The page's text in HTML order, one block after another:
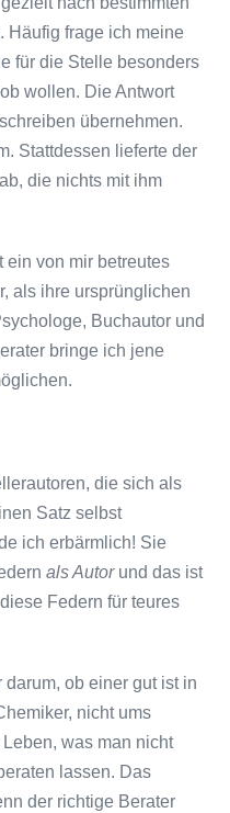
Häufig frage ich meine
für die Stelle besonders
wollen. Die Antwort
übernehmen.
Stattdessen lieferte der
die nichts mit ihm
ein von mir betreutes
als ihre ursprünglichen
Buchautor und
bringe ich jene
die sich als
Satz selbst
ich erbärmlich! Sie
als Autorund das ist
Federn für teures
ob einer gut ist in
nicht ums
was man nicht
lassen. Das
der richtige Berater